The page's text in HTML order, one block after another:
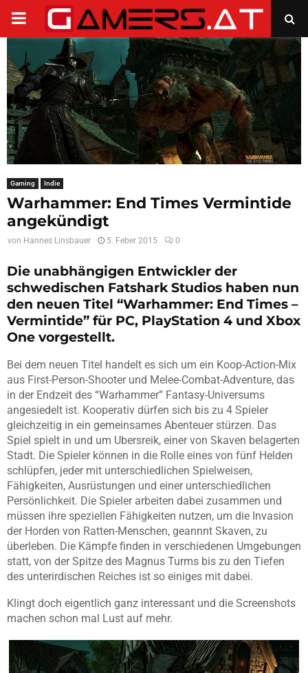
PRIMARY
MENU
Gaming Indie
Warhammer: End Times Vermintide
angekündigt
von Hannes Linsbauer 5. Feber 2015 0
Die unabhängigen Entwickler der
schwedischen Fatshark Studios haben nun
den neuen Titel “Warhammer: End Times –
Vermintide” für PC, PlayStation 4 und Xbox
One vorgestellt.
Bei dem neuen Titel handelt es sich um ein Koop-Action-Mix
aus First-Person-Shooter und Melee-Combat-Adventure, das
in der Endzeit des “Warhammer” Fantasy-Universums
angesiedelt ist. Kooperativ dürfen sich bis zu 4 Spieler
gleichzeitig in ein gemeinsames Abenteuer stürzen. Das
Spiel spielt in und um Ubersreik, einer von Skaven belagerten
Stadt. Die Spieler können in die Rolle eines von fünf Helden
schlüpfen, jeder mit unterschiedlichen Spielweisen,
Fähigkeiten, Ausrüstungen und einer unterschiedlichen
Persönlichkeit. Die Spieler arbeiten dabei zusammen und
müssen ihre speziellen Fähigkeiten nutzen, um die Invasion
der Horden von Ratten-Menschen, geannnt Skaven, zu
überleben. Die Kämpfe finden in verschiedenen Umgebungen
statt, von der Spitze des Magnus Turms bis zu den Tiefen
des unterirdischen Reiches ist so einiges mit dabei.
Klingt doch eigentlich ganz interessant und die Screenshots
machen schon mal Lust auf mehr.